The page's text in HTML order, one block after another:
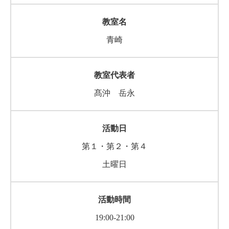
青崎
髙沖 岳永
第１・第２・第４
土曜日
19:00-21:00